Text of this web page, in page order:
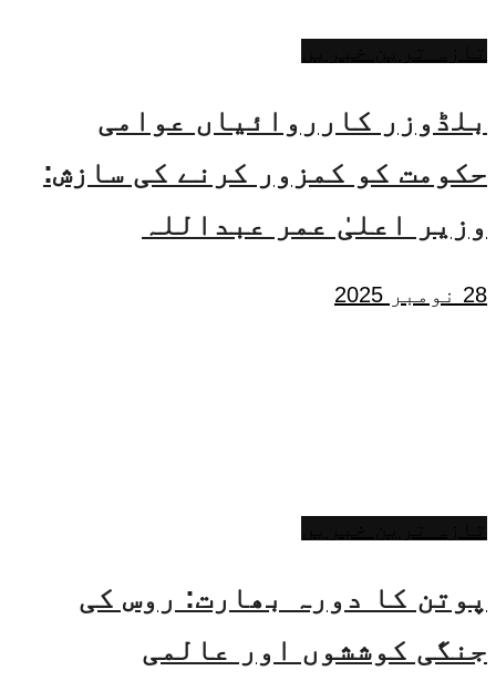
بلڈوزر کارروائیاں عوامی
حکومت کو کمزور کرنے کی سازش:
وزیر اعلیٰ عمر عبداللہ
28 نومبر 2025
پوتن کا دورہ بھارت: روس کی
جنگی کوششوں اور عالمی